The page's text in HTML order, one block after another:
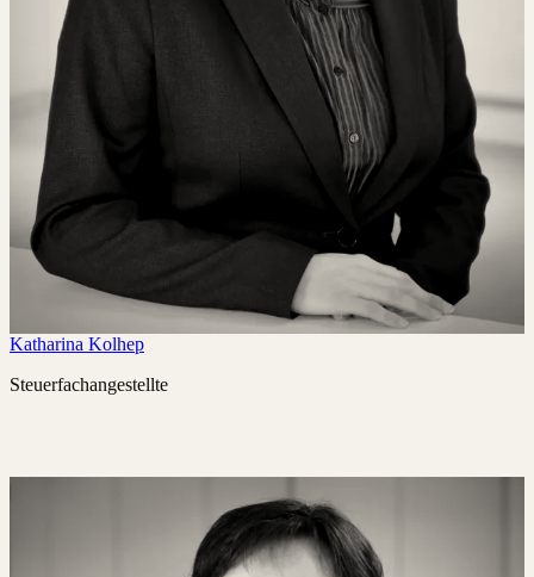
Katharina Kolhep
Steuerfachangestellte